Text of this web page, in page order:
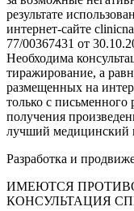
результате
интернет-сайте
77/00367431 от
Необходима
тиражирование, а
размещенных на
только с письменного
получения
лучший медицинский
Разработка и
ИМЕЮТСЯ
КОНСУЛЬТАЦИЯ